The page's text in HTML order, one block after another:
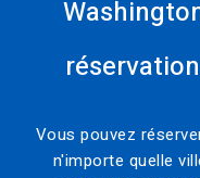
Vous pouvez
n'importe quelle